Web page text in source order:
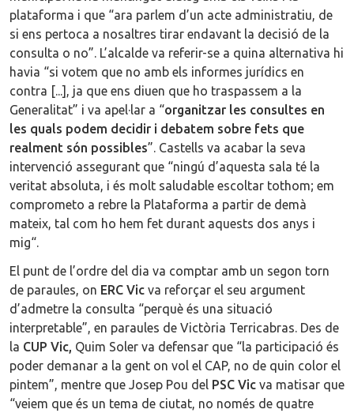
plataforma i que “ara parlem d’un acte administratiu, de
si ens pertoca a nosaltres tirar endavant la decisió de la
consulta o no”. L’alcalde va referir-se a quina alternativa hi
havia “si votem que no amb els informes jurídics en
contra [...], ja que ens diuen que ho traspassem a la
Generalitat” i va apel·lar a “organitzar les consultes en
les quals podem decidir i debatem sobre fets que
realment són possibles”. Castells va acabar la seva
intervenció assegurant que “ningú d’aquesta sala té la
veritat absoluta, i és molt saludable escoltar tothom; em
comprometo a rebre la Plataforma a partir de demà
mateix, tal com ho hem fet durant aquests dos anys i
mig“.
El punt de l’ordre del dia va comptar amb un segon torn
de paraules, on ERC Vic va reforçar el seu argument
d’admetre la consulta “perquè és una situació
interpretable”, en paraules de Victòria Terricabras. Des de
la CUP Vic, Quim Soler va defensar que “la participació és
poder demanar a la gent on vol el CAP, no de quin color el
pintem”, mentre que Josep Pou del PSC Vic va matisar que
“veiem que és un tema de ciutat, no només de quatre